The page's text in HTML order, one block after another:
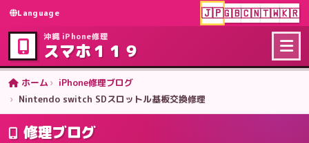
Language 🇯🇵🇬🇧🇨🇳🇹🇼🇰🇷
沖縄 iPhone修理
スマホ１１９
ホーム
iPhone修理ブログ
Nintendo switch SDスロットル基板交換修理
修理ブログ